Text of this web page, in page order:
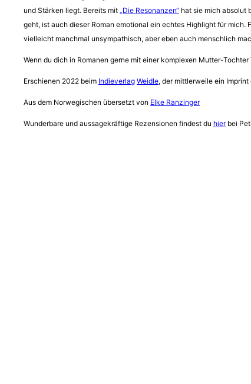
und Stärken liegt. Bereits mit „Die Resonanzen“ hat sie mich absolut
geht, ist auch dieser Roman emotional ein echtes Highlight für
vielleicht manchmal unsympathisch, aber eben auch menschlich
Wenn du dich in Romanen gerne mit einer komplexen Mutter-
Erschienen 2022 beim Indieverlag Weidle, der mittlerweile ein Imprint
Aus dem Norwegischen übersetzt von Elke Ranzinger
Wunderbare und aussagekräftige Rezensionen findest du hierbei